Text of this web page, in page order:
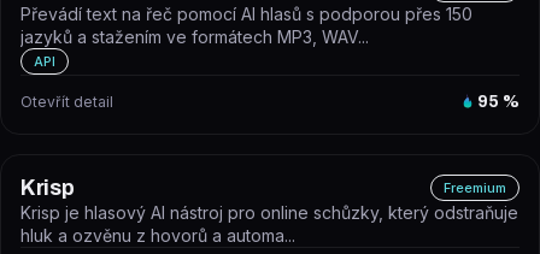
Převádí text na řeč pomocí AI hlasů s podporou přes 150
jazyků a stažením ve formátech MP3, WAV...
API
Otevřít detail 95 %
Krisp Freemium
Krisp je hlasový AI nástroj pro online schůzky, který odstraňuje
hluk a ozvěnu z hovorů a automa...